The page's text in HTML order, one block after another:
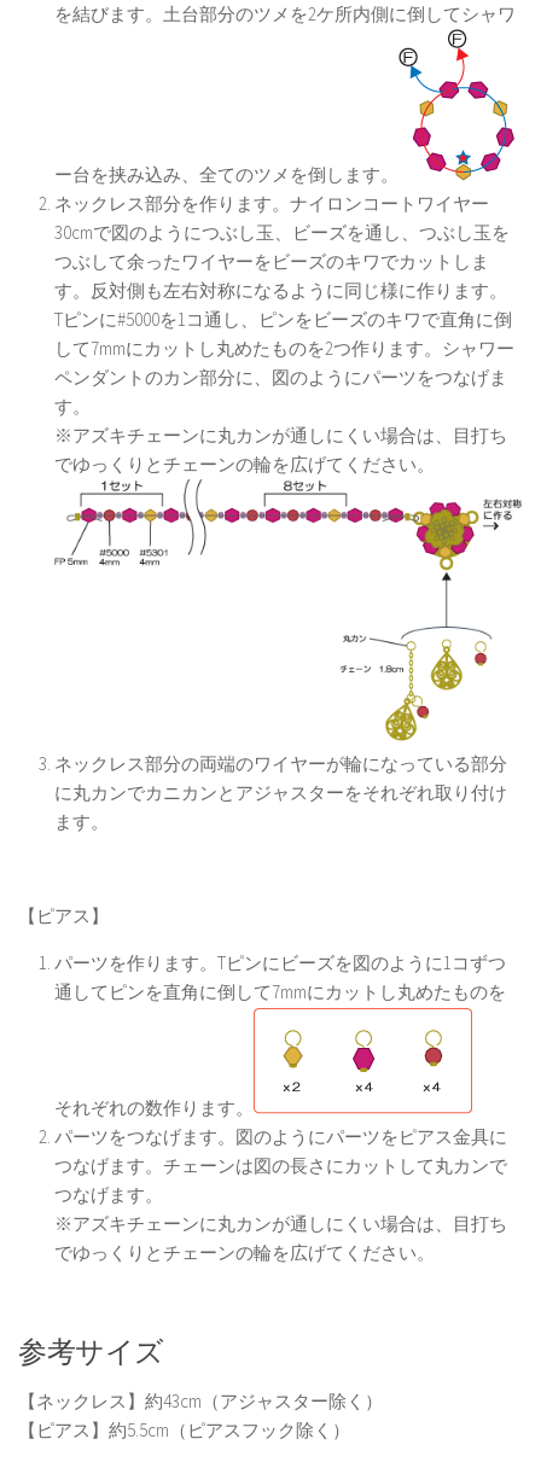
を結びます。土台部分のツメを2ケ所内側に倒してシャワ
ー台を挟み込み、全てのツメを倒します。
ネックレス部分を作ります。ナイロンコートワイヤー
30cmで図のようにつぶし玉、ビーズを通し、つぶし玉を
つぶして余ったワイヤーをビーズのキワでカットしま
す。反対側も左右対称になるように同じ様に作ります。
Tピンに#5000を1コ通し、ピンをビーズのキワで直角に倒
して7mmにカットし丸めたものを2つ作ります。シャワー
ペンダントのカン部分に、図のようにパーツをつなげま
す。
※アズキチェーンに丸カンが通しにくい場合は、目打ち
でゆっくりとチェーンの輪を広げてください。
ネックレス部分の両端のワイヤーが輪になっている部分
に丸カンでカニカンとアジャスターをそれぞれ取り付け
ます。
【ピアス】
パーツを作ります。Tピンにビーズを図のように1コずつ
通してピンを直角に倒して7mmにカットし丸めたものを
それぞれの数作ります。
パーツをつなげます。図のようにパーツをピアス金具に
つなげます。チェーンは図の長さにカットして丸カンで
つなげます。
※アズキチェーンに丸カンが通しにくい場合は、目打ち
でゆっくりとチェーンの輪を広げてください。
参考サイズ
【ネックレス】約43cm（アジャスター除く）
【ピアス】約5.5cm（ピアスフック除く）